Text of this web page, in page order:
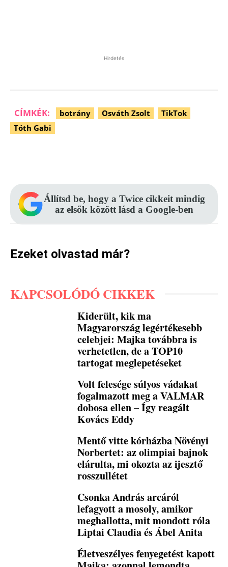
Hirdetés
CÍMKÉK: botrány Osváth Zsolt
TikTok
Tóth Gabi
Állítsd be, hogy a Twice cikkeit mindig
az elsők között lásd a Google-ben
Ezeket olvastad már?
KAPCSOLÓDÓ CIKKEK
Kiderült, kik ma
Magyarország legértékesebb
celebjei: Majka továbbra is
verhetetlen, de a TOP10
tartogat meglepetéseket
Volt felesége súlyos vádakat
fogalmazott meg a VALMAR
dobosa ellen – Így reagált
Kovács Eddy
Mentő vitte kórházba Növényi
Norbertet: az olimpiai bajnok
elárulta, mi okozta az ijesztő
rosszullétet
Csonka András arcáról
lefagyott a mosoly, amikor
meghallotta, mit mondott róla
Liptai Claudia és Ábel Anita
Életveszélyes fenyegetést kapott